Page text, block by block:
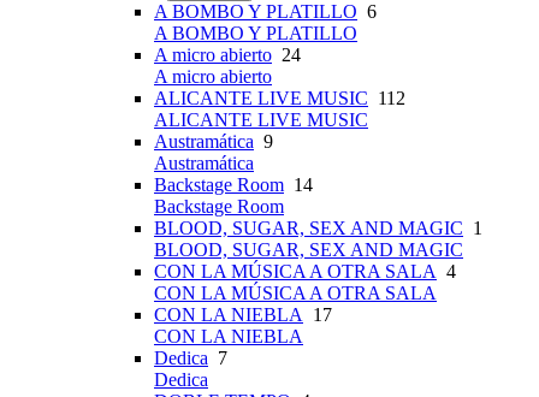
A BOMBO Y PLATILLO 6
A BOMBO Y PLATILLO
A micro abierto 24
A micro abierto
ALICANTE LIVE MUSIC 112
ALICANTE LIVE MUSIC
Austramática 9
Austramática
Backstage Room 14
Backstage Room
BLOOD, SUGAR, SEX AND MAGIC 1
BLOOD, SUGAR, SEX AND MAGIC
CON LA MÚSICA A OTRA SALA 4
CON LA MÚSICA A OTRA SALA
CON LA NIEBLA
17
CON LA NIEBLA
Dedica 7
Dedica